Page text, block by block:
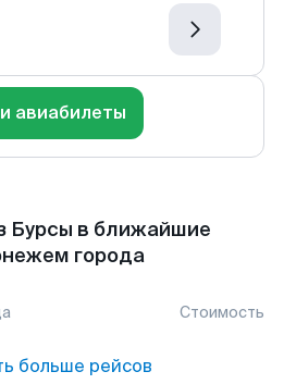
авиабилеты
Бурсы в ближайшие
города
Стоимость
больше рейсов